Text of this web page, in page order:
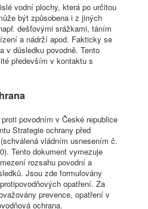
vodní plochy, která po určitou
být způsobena i z jiných
dešťovými srážkami, táním
a nádrží apod. Fakticky se
v důsledku povodně. Tento
především v kontaktu s
povodním v České republice
Strategie ochrany před
vládním usnesením č.
Tento dokument vymezuje
rozsahu povodní a
Jsou zde formulovány
opatření. Za
prevence, opatření v
ochrana.